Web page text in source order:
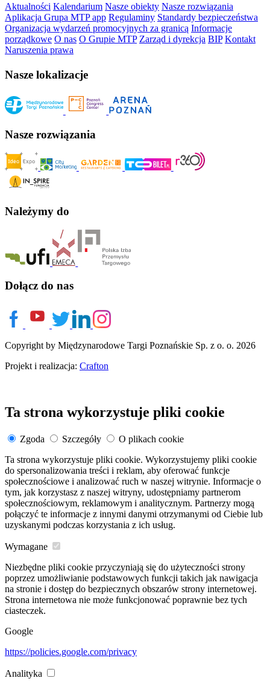
Aktualności Kalendarium Nasze obiekty Nasze rozwiązania
Aplikacja Grupa MTP app Regulaminy Standardy bezpieczeństwa
Organizacja wydarzeń promocyjnych za granicą Informacje
porządkowe O nas O Grupie MTP Zarząd i dyrekcja BIP Kontakt
Naruszenia prawa
Nasze lokalizacje
Nasze rozwiązania
Należymy do
Dołącz do nas
Copyright by Międzynarodowe Targi Poznańskie Sp. z o. o. 2026
Projekt i realizacja: Crafton
Ta strona wykorzystuje pliki cookie
Zgoda Szczegóły
O plikach cookie
Ta strona wykorzystuje pliki cookie. Wykorzystujemy pliki cookie
do spersonalizowania treści i reklam, aby oferować funkcje
społecznościowe i analizować ruch w naszej witrynie. Informacje o
tym, jak korzystasz z naszej witryny, udostępniamy partnerom
społecznościowym, reklamowym i analitycznym. Partnerzy mogą
połączyć te informacje z innymi danymi otrzymanymi od Ciebie lub
uzyskanymi podczas korzystania z ich usług.
Wymagane
Niezbędne pliki cookie przyczyniają się do użyteczności strony
poprzez umożliwianie podstawowych funkcji takich jak nawigacja
na stronie i dostęp do bezpiecznych obszarów strony internetowej.
Strona internetowa nie może funkcjonować poprawnie bez tych
ciasteczek.
Google
https://policies.google.com/privacy
Analityka